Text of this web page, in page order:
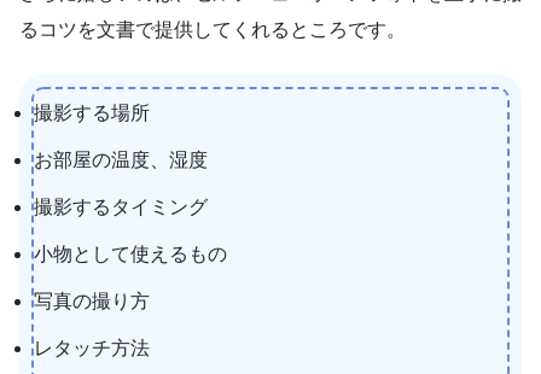
るコツを文書で提供してくれるところです。
撮影する場所
お部屋の温度、湿度
撮影するタイミング
小物として使えるもの
写真の撮り方
レタッチ方法